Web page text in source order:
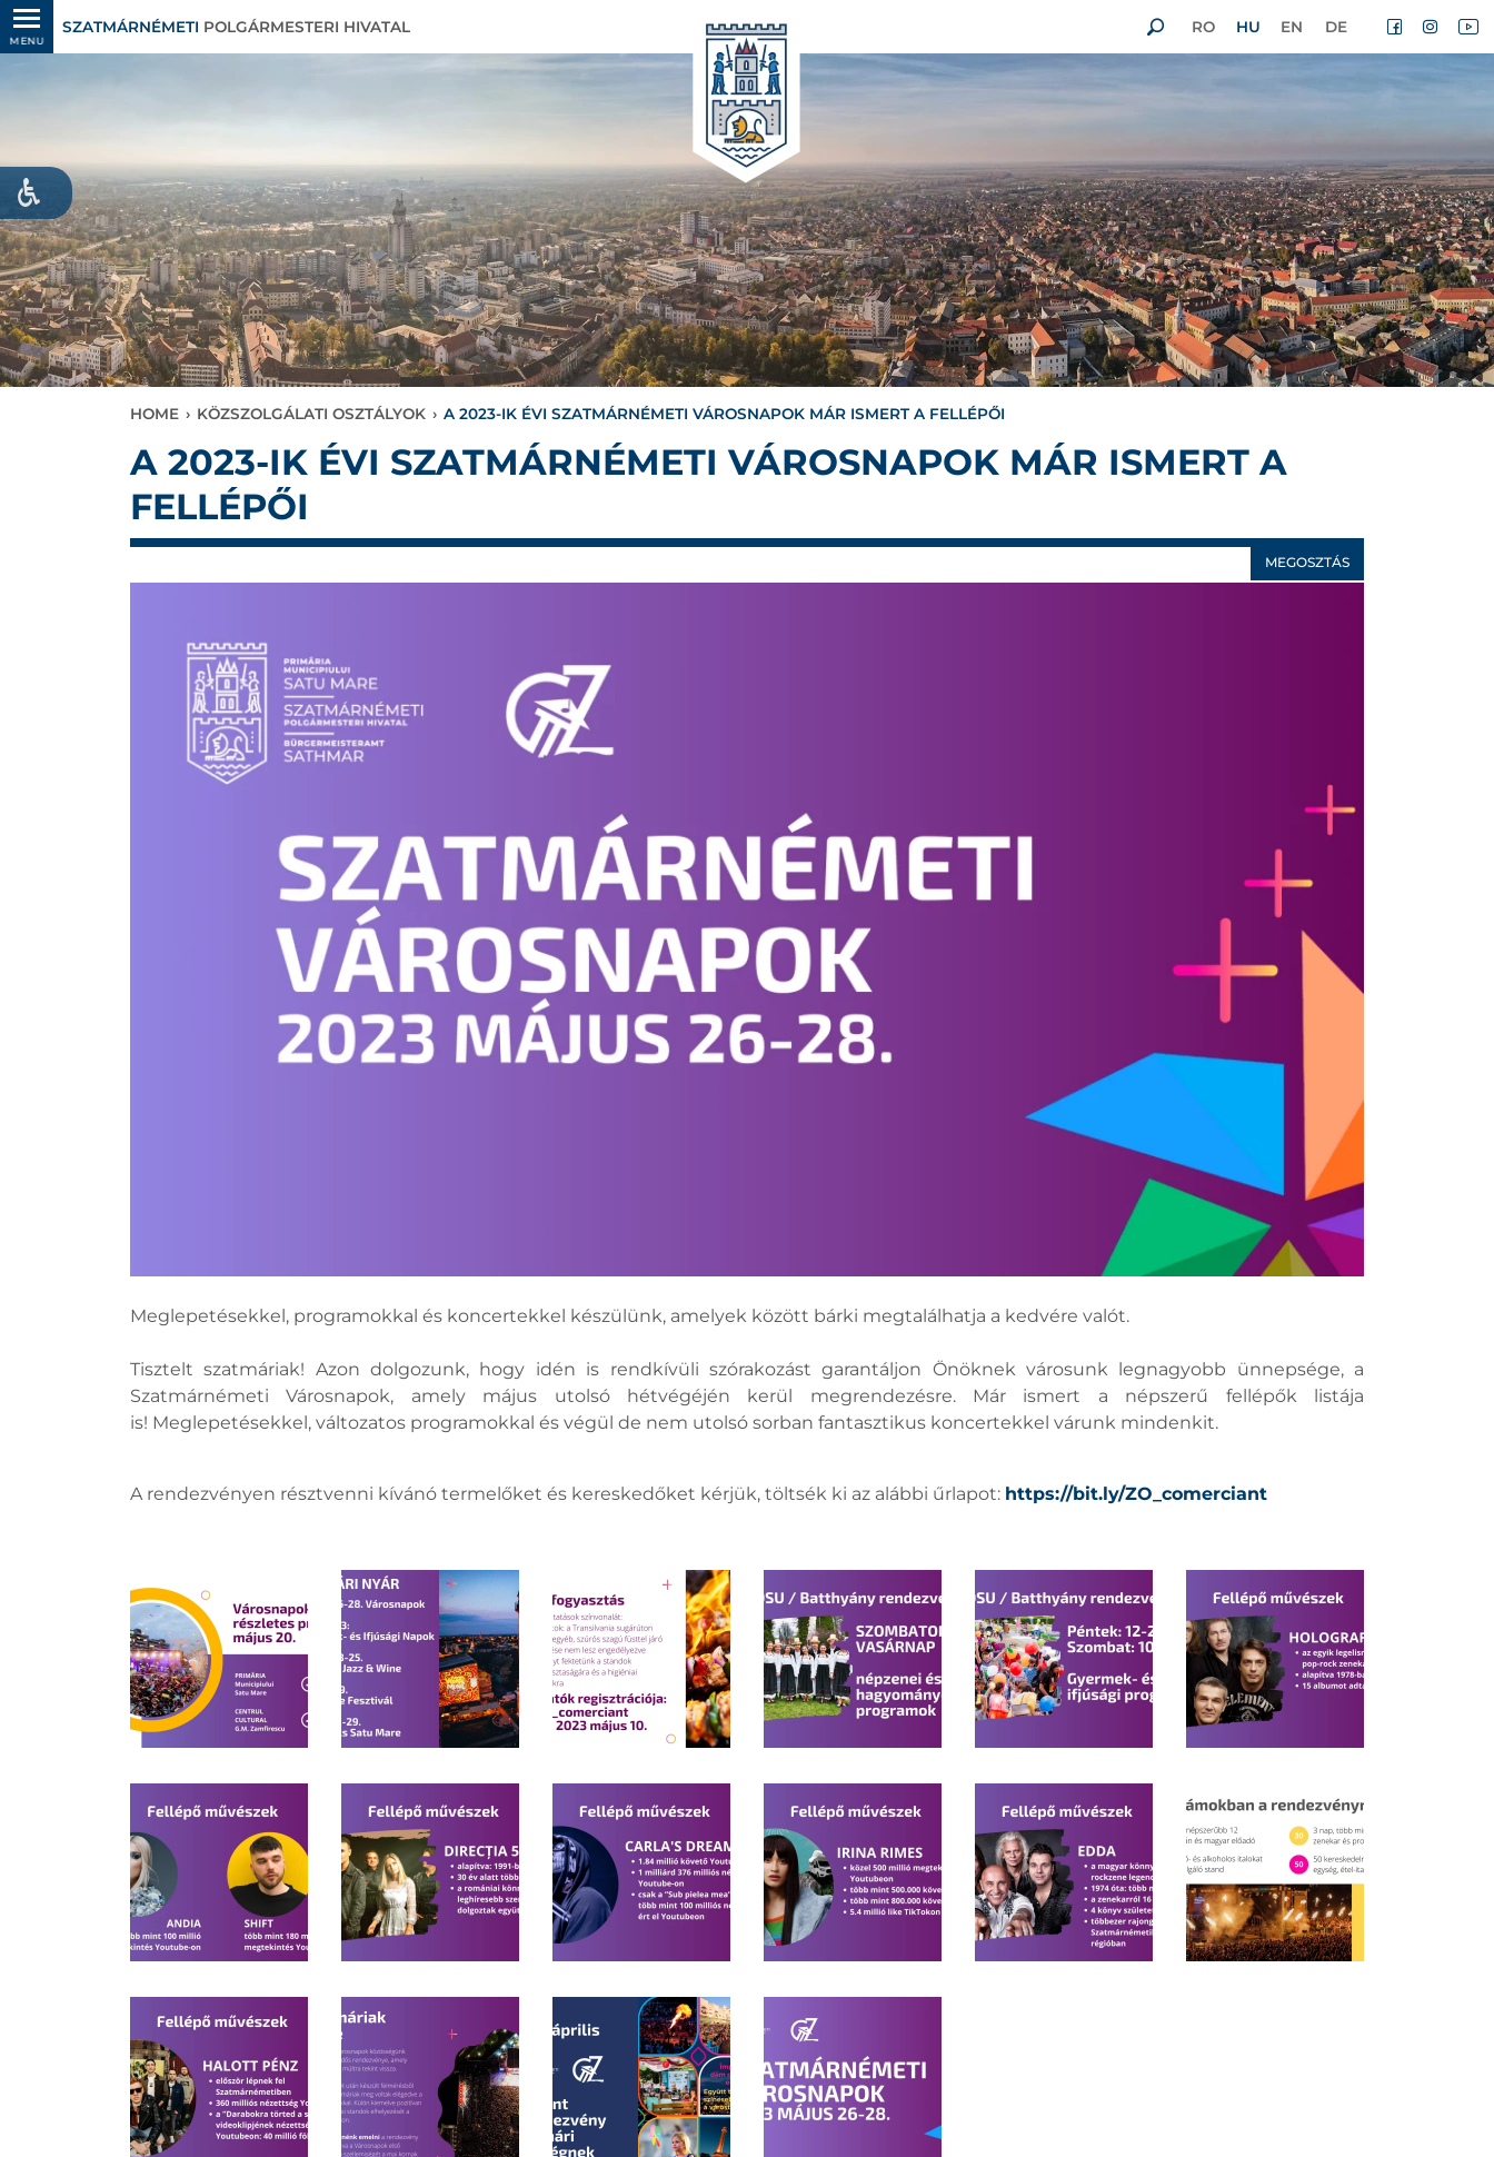
MENU
SZATMÁRNÉMETI POLGÁRMESTERI HIVATAL RO HU EN DE
HOME › KÖZSZOLGÁLATI OSZTÁLYOK › A 2023-IK ÉVI SZATMÁRNÉMETI VÁROSNAPOK MÁR ISMERT A FELLÉPŐI
A 2023-IK ÉVI SZATMÁRNÉMETI VÁROSNAPOK MÁR ISMERT A
FELLÉPŐI
MEGOSZTÁS
Meglepetésekkel, programokkal és koncertekkel készülünk, amelyek között bárki megtalálhatja a kedvére valót.
Tisztelt szatmáriak! Azon dolgozunk, hogy idén is rendkívüli szórakozást garantáljon Önöknek városunk legnagyobb ünnepsége, a
Szatmárnémeti Városnapok, amely május utolsó hétvégéjén kerül megrendezésre. Már ismert a népszerű fellépők listája
is! Meglepetésekkel, változatos programokkal és végül de nem utolsó sorban fantasztikus koncertekkel várunk mindenkit.
A rendezvényen résztvenni kívánó termelőket és kereskedőket kérjük, töltsék ki az alábbi űrlapot: https://bit.ly/ZO_comerciant